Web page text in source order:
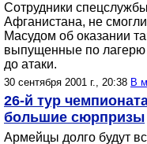
Сотрудники
Афганистана, не
Масудом об оказании
выпущенные по лагерю
до атаки.
30 сентября 2001 г., 20:38 В
26-й тур
большие сюрпризы
Армейцы долго будут